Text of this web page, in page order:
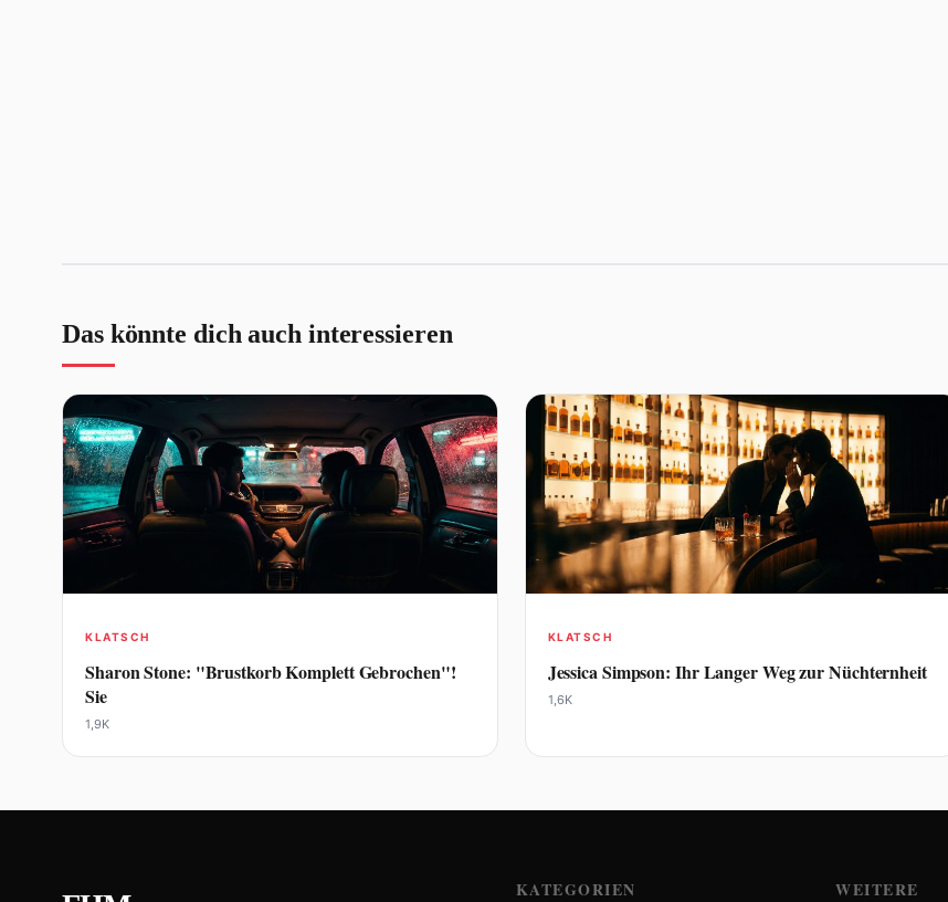
Das könnte dich auch interessieren
KLATSCH
Sharon Stone: "Brustkorb Komplett Gebrochen"!
Sie
1,9K
KLATSCH
Jessica Simpson: Ihr Langer Weg zur Nüchternheit
1,6K
KATEGORIEN WEITERE